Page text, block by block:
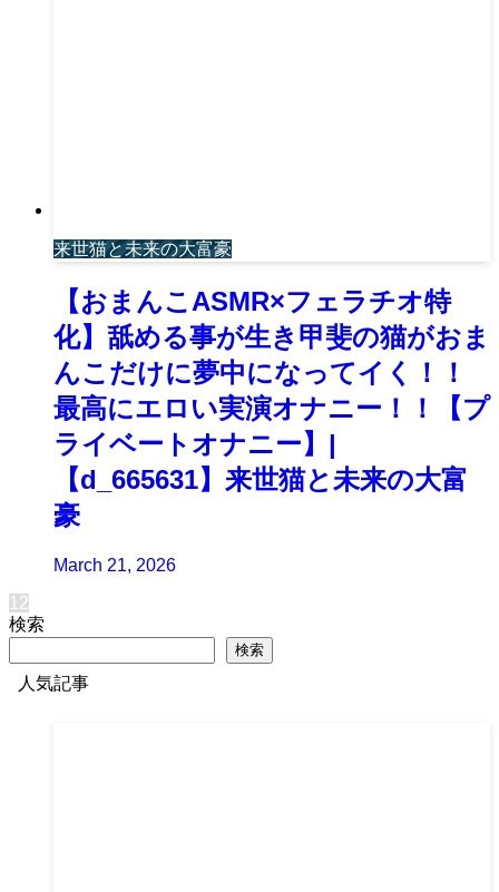
来世猫と未来の大富豪
【おまんこASMR×フェラチオ特
化】舐める事が生き甲斐の猫がおま
んこだけに夢中になってイく！！
最高にエロい実演オナニー！！【プ
ライベートオナニー】|
【d_665631】来世猫と未来の大富
豪
March 21, 2026
1 2
検索
検索
人気記事